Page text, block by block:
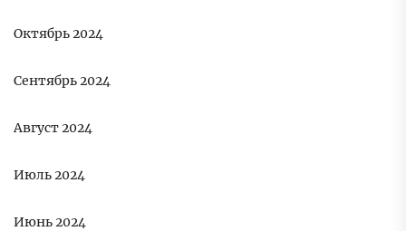
Октябрь 2024
Сентябрь 2024
Август 2024
Июль 2024
Июнь 2024